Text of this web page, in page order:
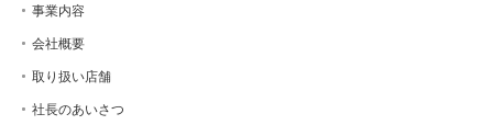
事業内容
会社概要
取り扱い店舗
社長のあいさつ